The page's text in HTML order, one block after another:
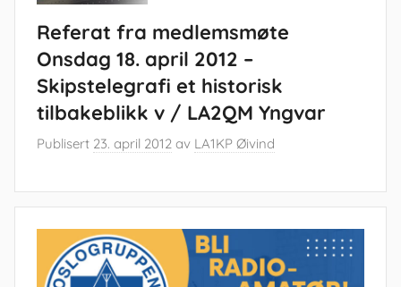
Referat fra medlemsmøte
Onsdag 18. april 2012 –
Skipstelegrafi et historisk
tilbakeblikk v / LA2QM Yngvar
Publisert 23. april 2012 av LA1KP Øivind